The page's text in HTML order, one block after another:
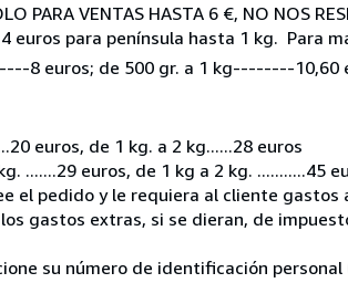
PARA VENTAS HASTA 6 €, NO NOS
4 euros para península hasta 1 kg.
8 euros; de 500 gr. a 1 kg--------
euros, de 1 kg. a 2 kg......28 euros
.......29 euros, de 1 kg a 2 kg. ...........45
el pedido y le requiera al cliente
gastos extras, si se dieran, de
su número de identificación personal